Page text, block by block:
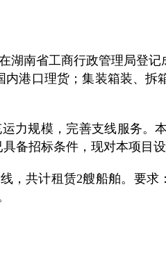
湖南省工商行政管理局登
港口理货；集装箱装、
力规模，完善支线服务
备招标条件，现对本项目设
，共计租赁2艘船舶。要求